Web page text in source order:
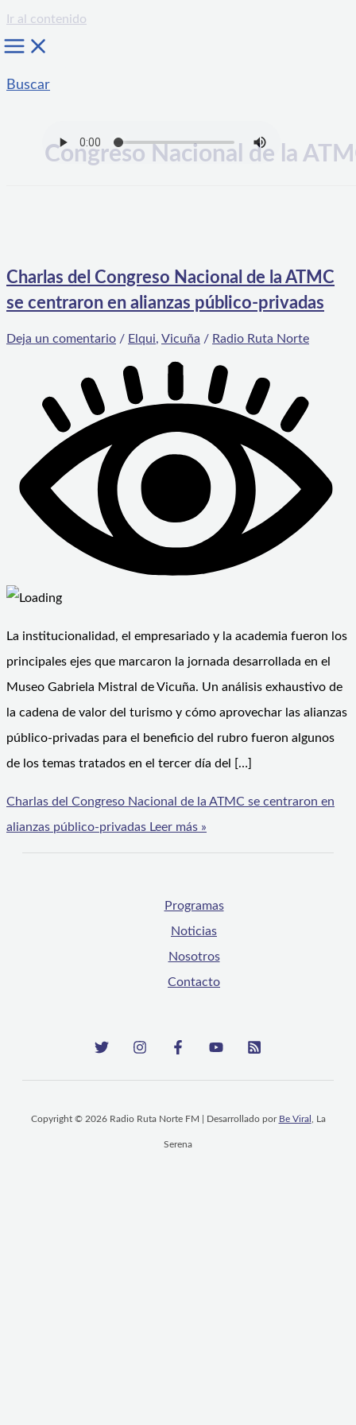
Ir al contenido
Buscar
Congreso Nacional de la
Charlas del Congreso Nacional de la ATMC
se centraron en alianzas público-privadas
Deja un comentario / Elqui, Vicuña / Radio Ruta Norte
La institucionalidad, el empresariado y la academia fueron los
principales ejes que marcaron la jornada desarrollada en el
Museo Gabriela Mistral de Vicuña. Un análisis exhaustivo de
la cadena de valor del turismo y cómo aprovechar las alianzas
público-privadas para el beneficio del rubro fueron algunos
de los temas tratados en el tercer día del […]
Charlas del Congreso Nacional de la ATMC se centraron en
alianzas público-privadas Leer más »
Programas
Noticias
Nosotros
Contacto
Copyright © 2026 Radio Ruta Norte FM | Desarrollado por Be Viral , La
Serena